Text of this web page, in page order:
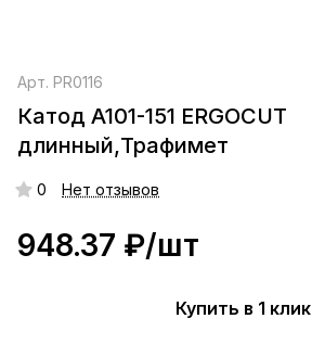
Арт. PR0116
Катод A101-151 ERGOCUT
длинный,Трафимет
0 Нет отзывов
948.37 ₽/шт
Купить в 1 клик